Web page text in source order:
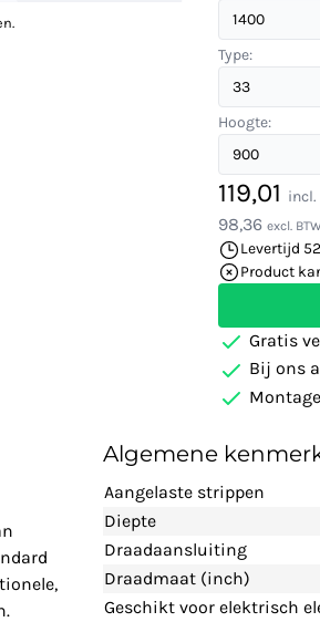
Type:
Hoogte:
119,01 incl.
98,36 excl.
Levertijd
Product
Gratis
Bij ons
Algemene
Aangelaste strippen
Diepte
Draadaansluiting
Draadmaat (inch)
Geschikt voor elektrisch